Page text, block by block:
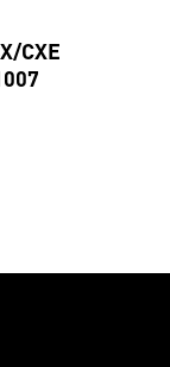
CXE